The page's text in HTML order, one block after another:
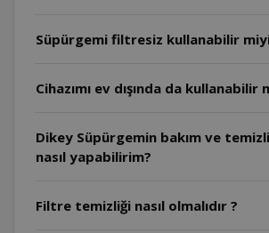
Süpürgemi filtresiz kullanabilir
Cihazımı ev dışında da kullanabilir
Dikey Süpürgemin bakım ve
nasıl yapabilirim?
Filtre temizliği nasıl olmalıdır ?